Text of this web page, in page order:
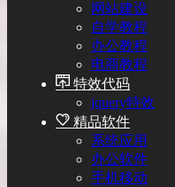
网站建设
自学教程
办公教程
电商教程
特效代码
jquery特效
精品软件
系统应用
办公软件
手机移动